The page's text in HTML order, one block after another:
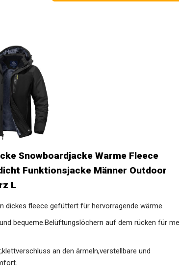
Snowboardjacke Warme Fleece
Funktionsjacke Männer Outdoor
L
dickes fleece gefüttert für hervorragende wärme.
bequeme.Belüftungslöchern auf dem rücken für
an den ärmeln,verstellbare und